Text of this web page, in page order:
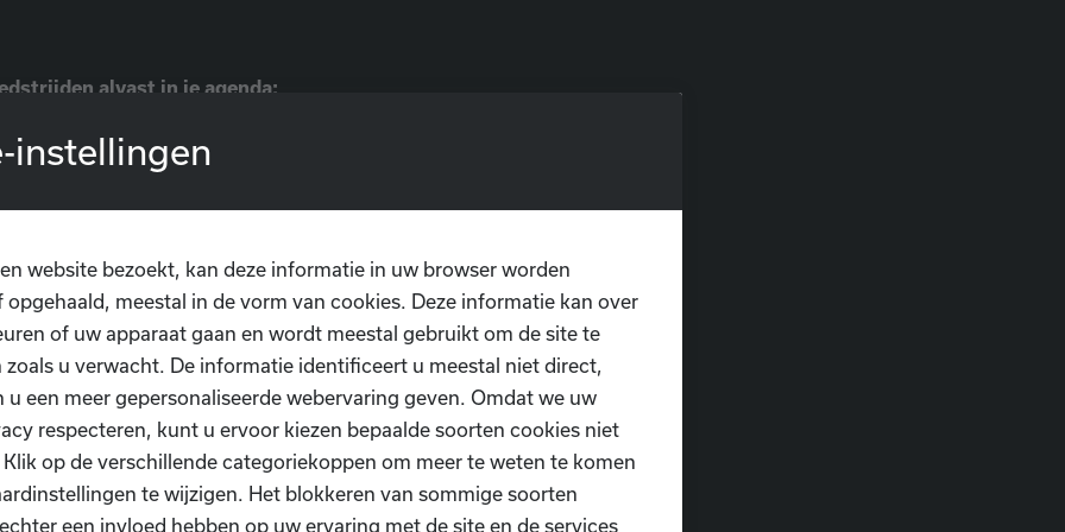
alvast in je agenda:
om
21.00 uur
🇪🇬
om05.00 uur
– België 🇧🇪
supporteren voor de Rode Duivels en beleef de spanning van het WK op
instellingen
website bezoekt, kan deze informatie in uw browser worden
opgehaald, meestal in de vorm van cookies. Deze informatie kan over
of uw apparaat gaan en wordt meestal gebruikt om de site te
zoals u verwacht. De informatie identificeert u meestal niet direct,
u een meer gepersonaliseerde webervaring geven. Omdat we uw
respecteren, kunt u ervoor kiezen bepaalde soorten cookies niet
op de verschillende categoriekoppen om meer te weten te komen
te wijzigen. Het blokkeren van sommige soorten
een invloed hebben op uw ervaring met de site en de services